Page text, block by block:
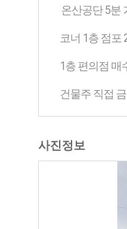
온산공단 5분
코너 1층 점포
1층 편의점 매
건물주 직접
사진정보